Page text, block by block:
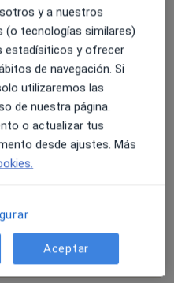
/ pediatrica
osteopatia intantil /
pediátrica
y a nuestros
(o tecnologías similares)
estadísiticos y ofrecer
de navegación. Si
utilizaremos las
de nuestra página.
o actualizar tus
desde ajustes. Más
Aceptar